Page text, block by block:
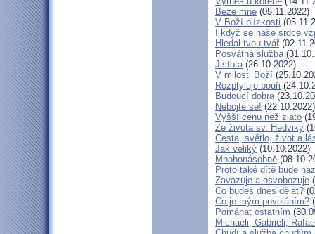
Beze mne (05.11.2022)
V Boží blízkosti
I když se naše srdce
Hledal tvou tvář
Posvátná služba
Jistota(26.10.2022)
V milosti Boží
Rozptyluje bouři
Budoucí dobra
Nebojte se! (22.10.2022)
Vyšší cenu než zlato
Ze života sv. Hedviky
Cesta, světlo, život a
Jak veliký (10.10.2022)
Mnohonásobně
Proto také dítě bude
Zavazuje a osvobozuje
Co budeš dnes dělat?
Co je mým povoláním?
Pomáhat ostatním
Michaeli, Gabrieli,